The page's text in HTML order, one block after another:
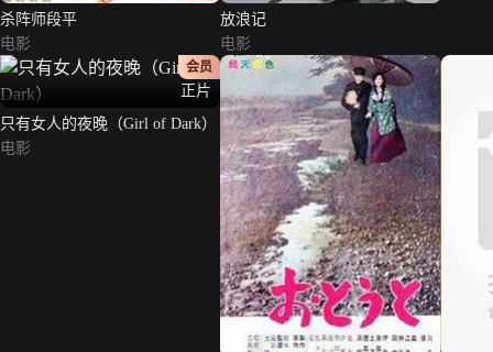
杀阵师段平
电影
放浪记
电影
正片
会员
只有女人的夜晚（Girl of Dark）
电影